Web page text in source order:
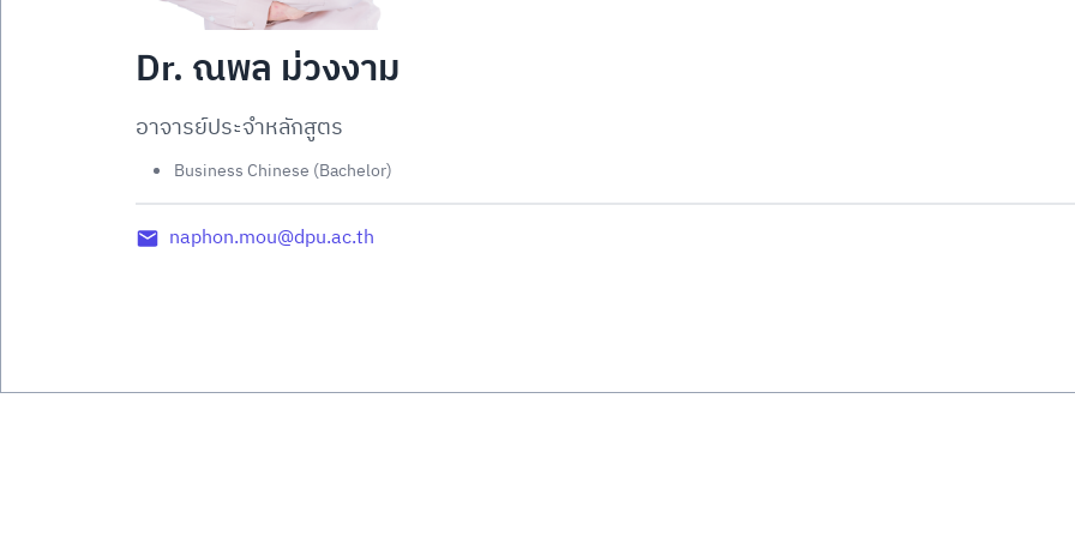
Dr. ณพล ม่วงงาม
อาจารย์ประจำหลักสูตร
Business Chinese (Bachelor)
naphon.mou@dpu.ac.th